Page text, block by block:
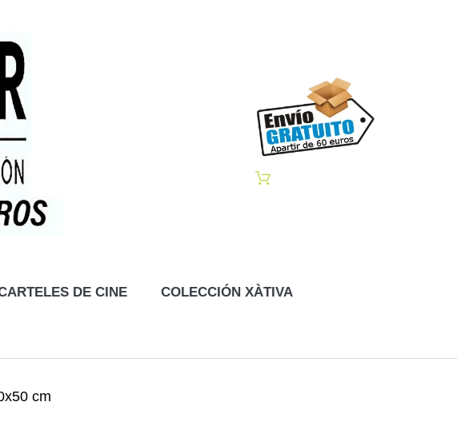
DE CINE COLECCIÓN XÀTIVA
cm